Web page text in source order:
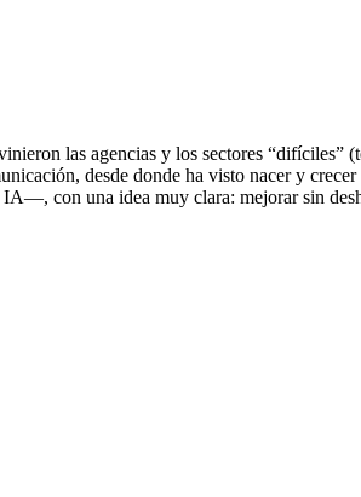
las agencias y los sectores “difíciles”
desde donde ha visto nacer y crecer
con una idea muy clara: mejorar sin